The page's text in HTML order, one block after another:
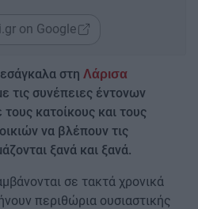
on Google
στη Λάρισα
τις συνέπειες έντονων
κατοίκους και τους
να βλέπουν τις
ξανά και ξανά.
σε τακτά χρονικά
περιθώρια ουσιαστικής